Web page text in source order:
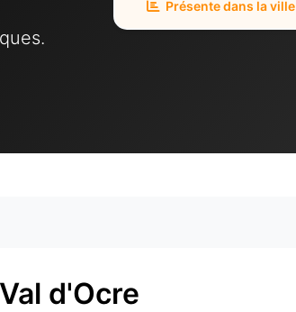
Présente dans la ville
d'Ocre